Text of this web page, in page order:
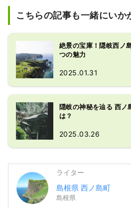
こちらの記事も一緒にいか
絶景の宝庫！隠岐西ノ
つの魅力
2025.01.31
隠岐の神秘を辿る 西ノ
は？
2025.03.26
ライター
島根県 西ノ島町
島根県